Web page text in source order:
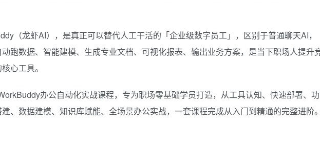
（龙虾AI），是真正可以替代人工干活的「企业级数字员工」，区别于普通聊天AI，
跑数据、智能建模、生成专业文档、可视化报表、输出业务方案，是当下职场人提升
心工具。
办公自动化实战课程，专为职场零基础学员打造，从工具认知、快速部署、功
、数据建模、知识库赋能、全场景办公实战，一套课程完成从入门到精通的完整进阶